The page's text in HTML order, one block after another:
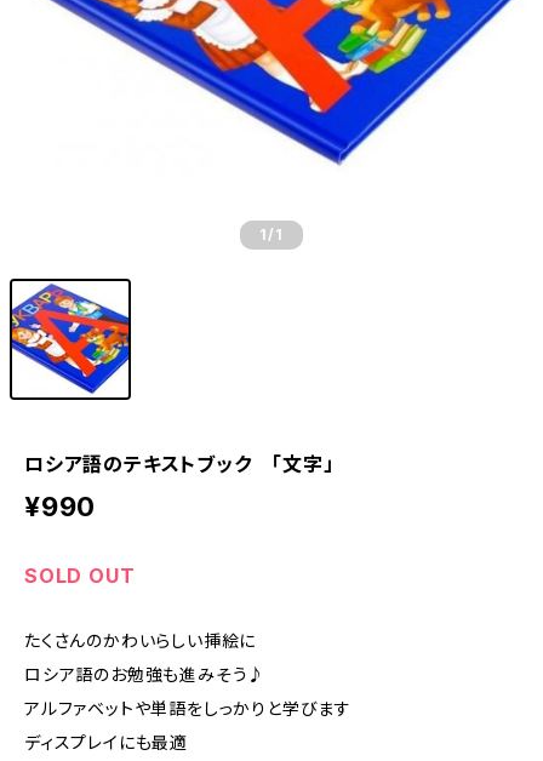
1 /1
ロシア語のテキストブック 「文字」
¥990
SOLD OUT
たくさんのかわいらしい挿絵に
ロシア語のお勉強も進みそう♪
アルファベットや単語をしっかりと学びます
ディスプレイにも最適